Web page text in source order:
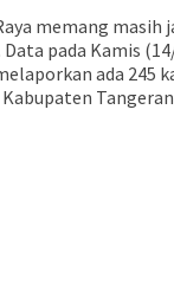
memang masih
pada Kamis
ada 245